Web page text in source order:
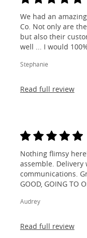
We had an
Co. Not only are
but also their
well ... I would
Stephanie
Read full review
Nothing flimsy
assemble.
communications.
GOOD, GOING TO
Audrey
Read full review